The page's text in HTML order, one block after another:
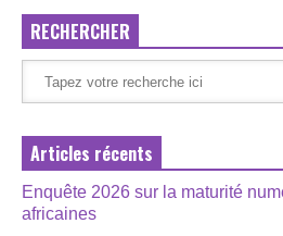
RECHERCHER
Articles récents
Enquête 2026 sur la maturité
africaines